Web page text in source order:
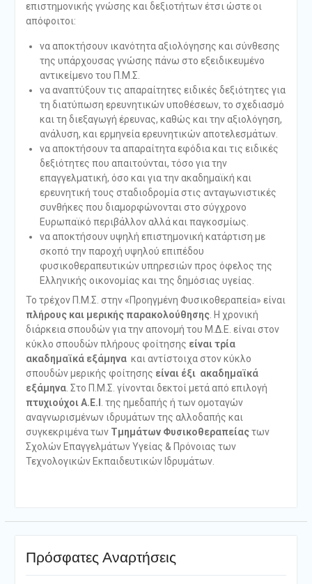
επιστημονικής γνώσης και δεξιοτήτων έτσι ώστε οι
απόφοιτοι:
να αποκτήσουν ικανότητα αξιολόγησης και σύνθεσης
της υπάρχουσας γνώσης πάνω στο εξειδικευμένο
αντικείμενο του Π.Μ.Σ.
να αναπτύξουν τις απαραίτητες ειδικές δεξιότητες για
τη διατύπωση ερευνητικών υποθέσεων, το σχεδιασμό
και τη διεξαγωγή έρευνας, καθώς και την αξιολόγηση,
ανάλυση, και ερμηνεία ερευνητικών αποτελεσμάτων.
να αποκτήσουν τα απαραίτητα εφόδια και τις ειδικές
δεξιότητες που απαιτούνται, τόσο για την
επαγγελματική, όσο και για την ακαδημαϊκή και
ερευνητική τους σταδιοδρομία στις ανταγωνιστικές
συνθήκες που διαμορφώνονται στο σύγχρονο
Ευρωπαϊκό περιβάλλον αλλά και παγκοσμίως.
να αποκτήσουν υψηλή επιστημονική κατάρτιση με
σκοπό την παροχή υψηλού επιπέδου
φυσικοθεραπευτικών υπηρεσιών προς όφελος της
Ελληνικής οικονομίας και της δημόσιας υγείας.
Το τρέχον Π.Μ.Σ. στην «Προηγμένη Φυσικοθεραπεία» είναι
πλήρους και μερικής παρακολούθησης. Η χρονική
διάρκεια σπουδών για την απονομή του Μ.Δ.Ε. είναι στον
κύκλο σπουδών πλήρους φοίτησης είναι τρία
ακαδημαϊκά εξάμηνακαι αντίστοιχα στον κύκλο
σπουδών μερικής φοίτησης είναι έξι ακαδημαϊκά
εξάμηνα. Στο Π.Μ.Σ. γίνονται δεκτοί μετά από επιλογή
πτυχιούχοι Α.Ε.Ι . της ημεδαπής ή των ομοταγών
αναγνωρισμένων ιδρυμάτων της αλλοδαπής και
συγκεκριμένα των Τμημάτων Φυσικοθεραπείαςτων
Σχολών Επαγγελμάτων Υγείας & Πρόνοιας των
Τεχνολογικών Εκπαιδευτικών Ιδρυμάτων.
Πρόσφατες Αναρτήσεις